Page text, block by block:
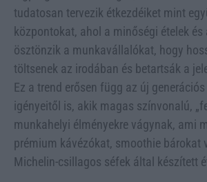
tudatosan tervezik étkezdéiket mint
központokat, ahol a minőségi ételek és
ösztönzik a munkavállalókat, hogy
töltsenek az irodában és betartsák a
Ez a trend erősen függ az új
igényeitől is, akik magas színvonalú,
munkahelyi élményekre vágynak, ami
prémium kávézókat, smoothie bárokat
Michelin-csillagos séfek által készített